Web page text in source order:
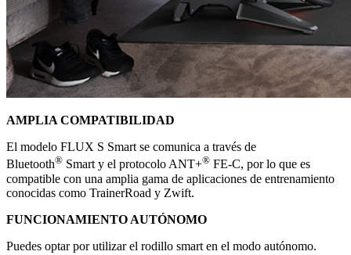
AMPLIA COMPATIBILIDAD
El modelo FLUX S Smart se comunica a través de
Bluetooth® Smart y el protocolo ANT+® FE-C, por lo que es
compatible con una amplia gama de aplicaciones de entrenamiento
conocidas como TrainerRoad y Zwift.
FUNCIONAMIENTO AUTÓNOMO
Puedes optar por utilizar el rodillo smart en el modo autónomo.